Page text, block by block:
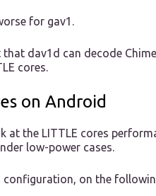
for gav1.
dav1d can decode
cores.
on Android
at the LITTLE cores
low-power cases.
configuration, on the